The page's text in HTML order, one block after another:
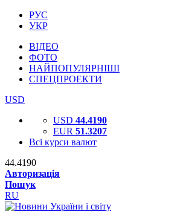
РУС
УКР
ВІДЕО
ФОТО
НАЙПОПУЛЯРНІШІ
СПЕЦПРОЕКТИ
USD
USD 44.4190
EUR 51.3207
Всі курси валют
44.4190
Авторизація
Пошук
RU